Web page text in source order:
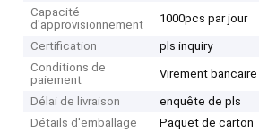
Capacité
d'approvisionnement
1000pcs par jour
Certification
pls inquiry
Conditions de
paiement
Virement
Délai de livraison
enquête de pls
Détails d'emballage
Paquet de carton